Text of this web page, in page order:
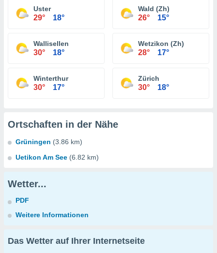
Uster
29° 18°
Wald (Zh)
26° 15°
Wallisellen
30° 18°
Wetzikon (Zh)
28° 17°
Winterthur
30° 17°
Zürich
30° 18°
Ortschaften in der Nähe
Grüningen (3.86 km)
Uetikon Am See (6.82 km)
Wetter...
PDF
Weitere Informationen
Das Wetter auf Ihrer Internetseite